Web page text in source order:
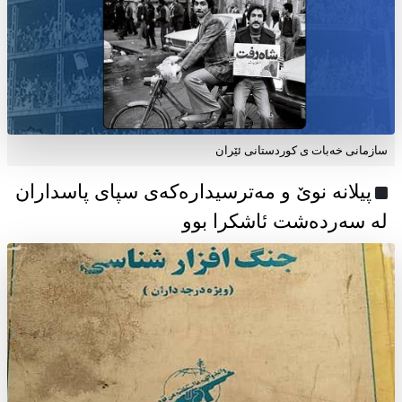
سازمانی خەبات ی كوردستانی ئێران
پیلانە نوێ و مەترسیدارەکەی سپای پاسداران
لە سەردەشت ئاشکرا بوو